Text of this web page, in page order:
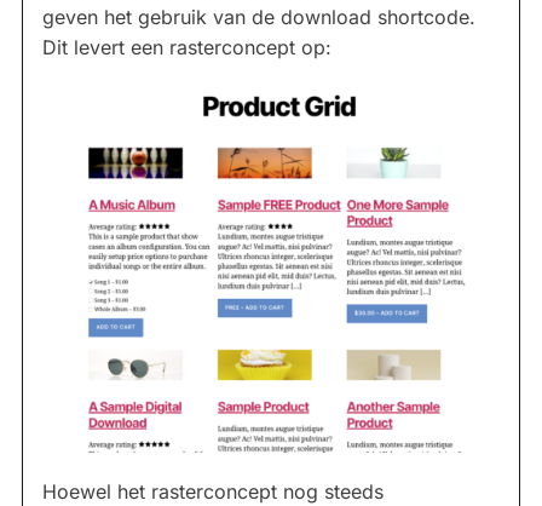
geven het gebruik van de download shortcode.
Dit levert een rasterconcept op:
Hoewel het rasterconcept nog steeds